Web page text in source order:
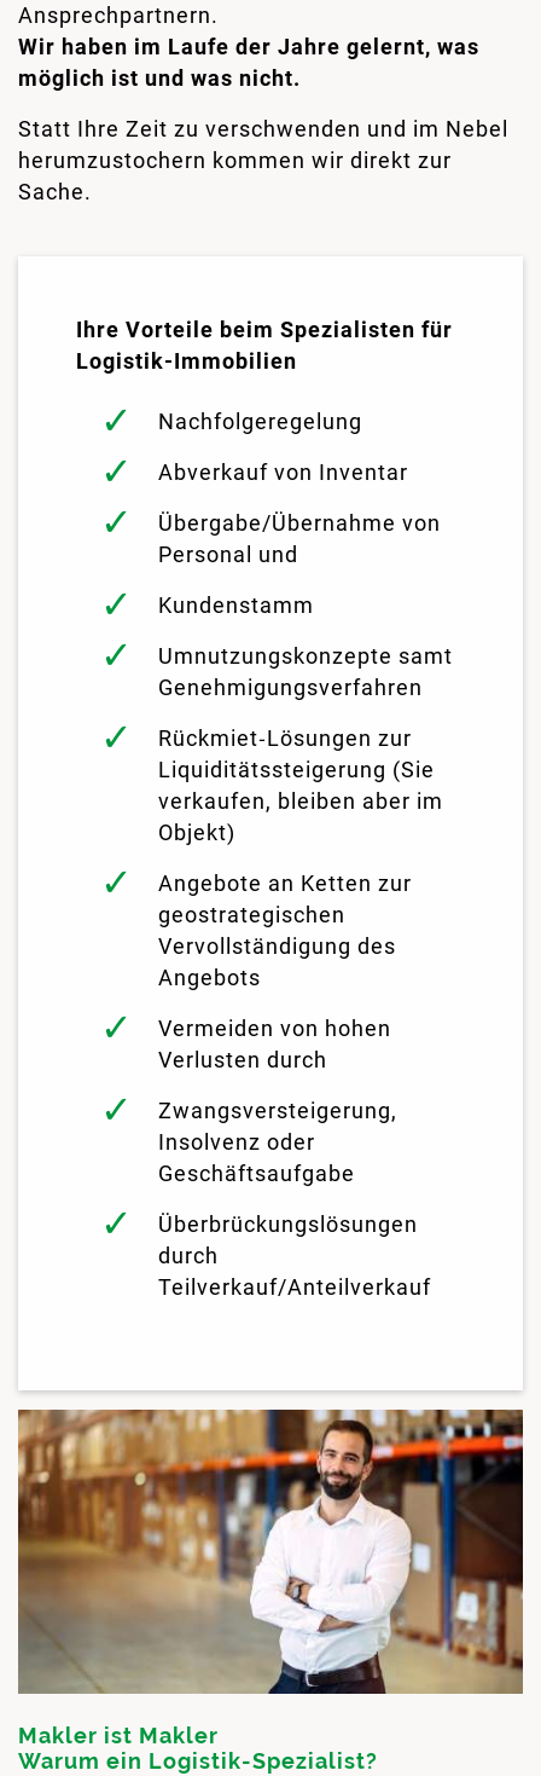
Ansprechpartnern.
Wir haben im Laufe der Jahre gelernt, was
möglich ist und was nicht.
Statt Ihre Zeit zu verschwenden und im Nebel
herumzustochern kommen wir direkt zur
Sache.
Ihre Vorteile beim Spezialisten für
Logistik-Immobilien
Nachfolgeregelung
Abverkauf von Inventar
Übergabe/Übernahme von
Personal und
Kundenstamm
Umnutzungskonzepte samt
Genehmigungsverfahren
Rückmiet‑Lösungen zur
Liquiditätssteigerung (Sie
verkaufen, bleiben aber im
Objekt)
Angebote an Ketten zur
geostrategischen
Vervollständigung des
Angebots
Vermeiden von hohen
Verlusten durch
Zwangsversteigerung,
Insolvenz oder
Geschäftsaufgabe
Überbrückungslösungen
durch
Teilverkauf/Anteilverkauf
Makler ist Makler
Warum ein Logistik-Spezialist?